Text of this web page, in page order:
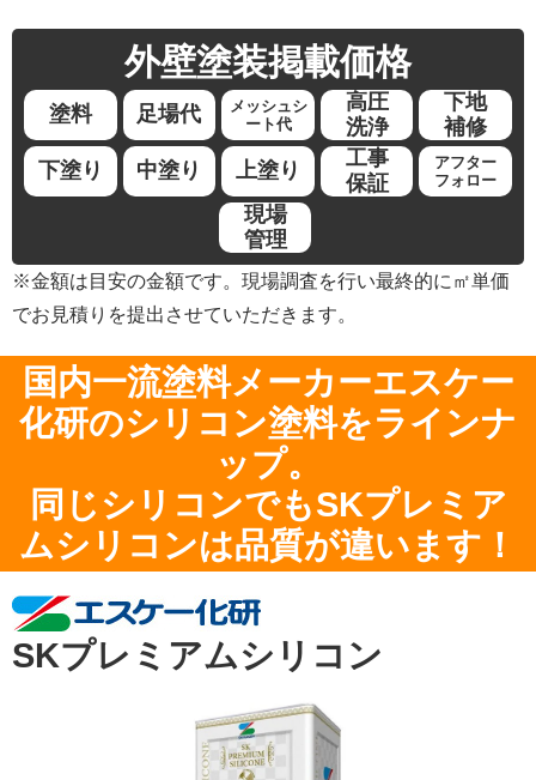
外壁塗装掲載価格
塗料 足場代
メッシュシ
ート代
高圧
洗浄
下地
補修
下塗り
中塗り 上塗り
工事
保証
アフター
フォロー
現場
管理
※金額は目安の金額です。現場調査を行い最終的に㎡単価
でお見積りを提出させていただきます。
国内一流塗料メーカーエスケー
化研のシリコン塗料をラインナ
ップ。
同じシリコンでもSKプレミア
ムシリコンは品質が違います！
SKプレミアムシリコン